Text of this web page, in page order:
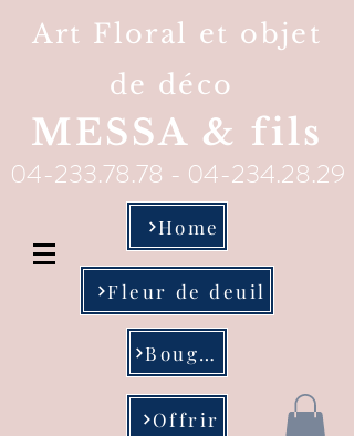
Art Floral et objet
de déco
MESSA & fils
04-233.78.78 - 04-234.28.29
Home
Fleur de deuil
Bougie
Offrir